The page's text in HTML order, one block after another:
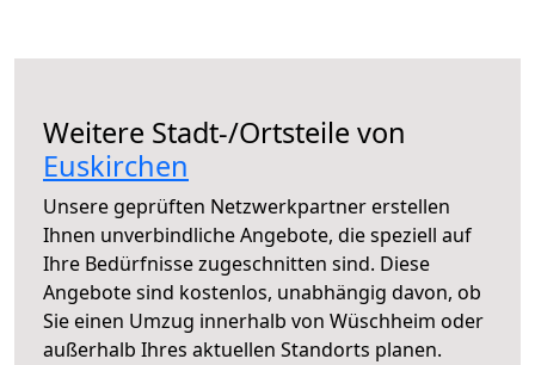
Weitere Stadt-/Ortsteile von
Euskirchen
Unsere geprüften Netzwerkpartner erstellen
Ihnen unverbindliche Angebote, die speziell auf
Ihre Bedürfnisse zugeschnitten sind. Diese
Angebote sind kostenlos, unabhängig davon, ob
Sie einen Umzug innerhalb von Wüschheim oder
außerhalb Ihres aktuellen Standorts planen.